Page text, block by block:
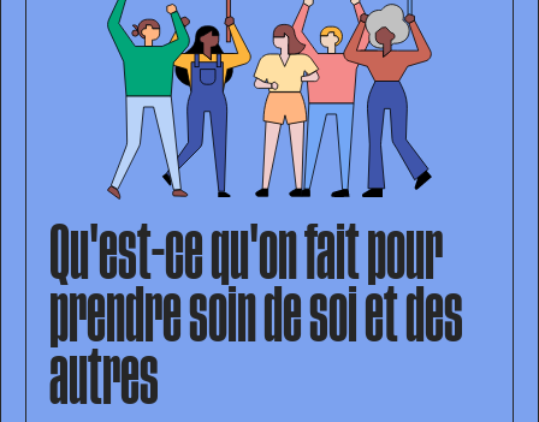
Qu'est-ce qu'on fait pour
prendre soin de soi et des
autres